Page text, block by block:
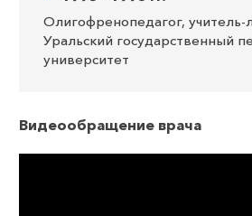
Олигофренопедагог, учитель-
Уральский государственный
университет
Видеообращение врача